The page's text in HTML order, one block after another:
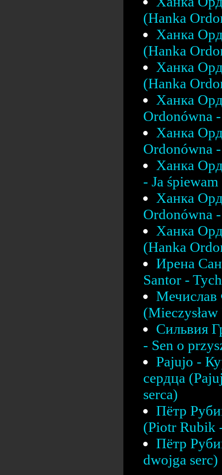
(Hanka
Ханка
(Hanka
Ханка
(Hanka
Ханка
Ordonówna
Ханка
Ordonówna
Ханка
- Ja
Ханка
Ordonówna
Ханка
(Hanka
Ирена
Santor -
Мечислав
Сильвия
- Sen o
Pajujo -
сердца
serca)
Пётр
(Piotr Rubik
Пётр
dwojga serc)